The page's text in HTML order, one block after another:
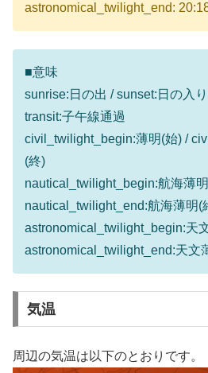
astronomical_twilight_end:
■意味
sunrise:日の出 / sunset:日の入り
transit:子午線通過
civil_twilight_begin:薄明(始) /
(終)
nautical_twilight_begin:航海薄
nautical_twilight_end:航海薄明(
astronomical_twilight_begin:天
astronomical_twilight_end:天文
気温
周辺の気温は以下のとおりです。